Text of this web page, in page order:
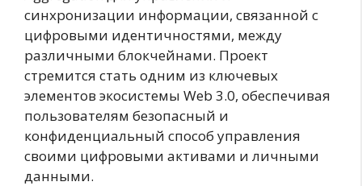
синхронизации информации, связанной с
цифровыми идентичностями, между
различными блокчейнами. Проект
стремится стать одним из ключевых
элементов экосистемы Web 3.0, обеспечивая
пользователям безопасный и
конфиденциальный способ управления
своими цифровыми активами и личными
данными.